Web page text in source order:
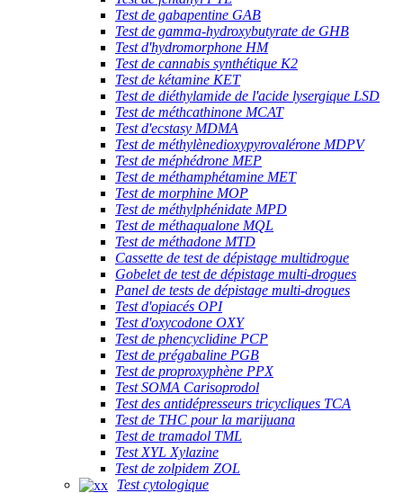
Test de gabapentine GAB
Test de gamma-hydroxybutyrate de GHB
Test d'hydromorphone HM
Test de cannabis synthétique K2
Test de kétamine KET
Test de diéthylamide de l'acide lysergique LSD
Test de méthcathinone MCAT
Test d'ecstasy MDMA
Test de méthylènedioxypyrovalérone MDPV
Test de méphédrone MEP
Test de méthamphétamine MET
Test de morphine MOP
Test de méthylphénidate MPD
Test de méthaqualone MQL
Test de méthadone MTD
Cassette de test de dépistage multidrogue
Gobelet de test de dépistage multi-drogues
Panel de tests de dépistage multi-drogues
Test d'opiacés OPI
Test d'oxycodone OXY
Test de phencyclidine PCP
Test de prégabaline PGB
Test de proproxyphène PPX
Test SOMA Carisoprodol
Test des antidépresseurs tricycliques TCA
Test de THC pour la marijuana
Test de tramadol TML
Test XYL Xylazine
Test de zolpidem ZOL
Test cytologique